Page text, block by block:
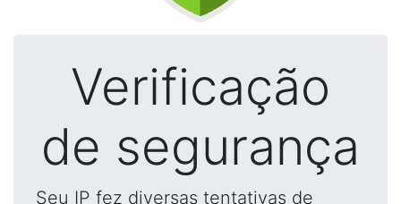
Verificação
de segurança
Seu IP fez diversas tentativas de